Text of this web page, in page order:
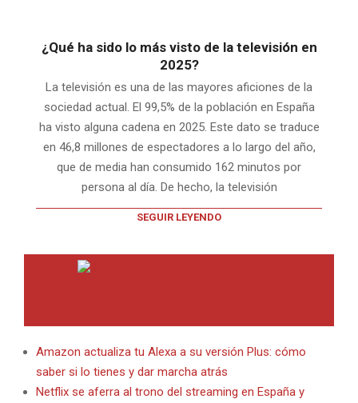
¿Qué ha sido lo más visto de la televisión en
2025?
La televisión es una de las mayores aficiones de la
sociedad actual. El 99,5% de la población en España
ha visto alguna cadena en 2025. Este dato se traduce
en 46,8 millones de espectadores a lo largo del año,
que de media han consumido 162 minutos por
persona al día. De hecho, la televisión
SEGUIR LEYENDO
Amazon actualiza tu Alexa a su versión Plus: cómo
saber si lo tienes y dar marcha atrás
Netflix se aferra al trono del streaming en España y